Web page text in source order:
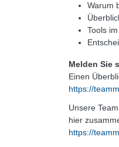
Warum
Tools
Melden Sie
Einen
https://
Unsere
hier
https://